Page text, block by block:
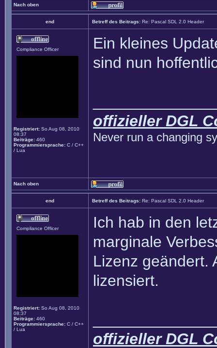
Nach oben
end Betreff des Beitrags: Re: Pascal SDL 2.0 Header
Compliance Officer
Registriert: So Aug 08, 2010
08:37
Beiträge: 460
Programmiersprache: C / C++
/ Lua
Ein kleines
sind nun
offizieller DGL
Never run a changing
Nach oben
end Betreff des Beitrags: Re: Pascal SDL 2.0 Header
Compliance Officer
Registriert: So Aug 08, 2010
08:37
Beiträge: 460
Programmiersprache: C / C++
/ Lua
Ich hab in den
marginale
Lizenz geändert.
lizensiert.
offizieller DGL